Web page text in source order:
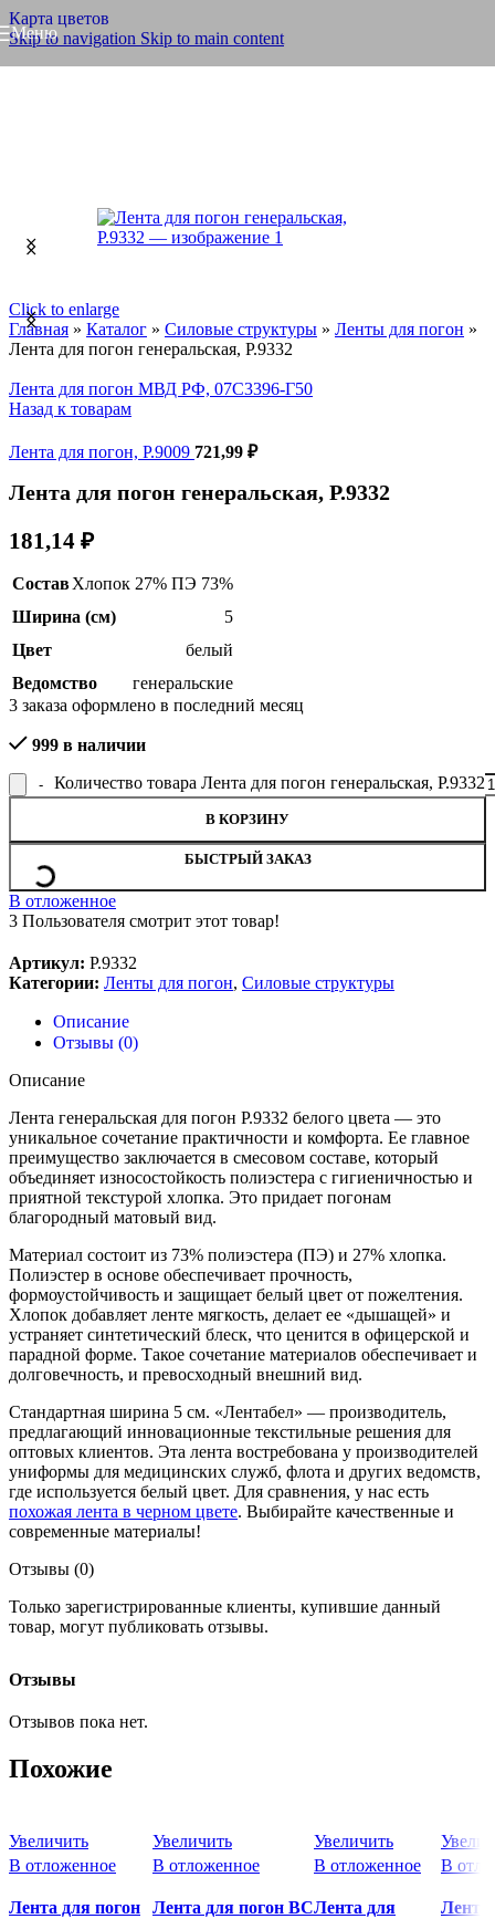
Карта цветов
Skip to navigation Skip to main content
Меню
Click to enlarge
Главная » Каталог » Силовые структуры » Ленты для погон »
Лента для погон генеральская, Р.9332
Лента для погон МВД РФ, 07С3396-Г50
Назад к товарам
Лента для погон, Р.9009 721,99 ₽
Лента для погон генеральская, Р.9332
181,14 ₽
СоставХлопок 27% ПЭ 73%
Ширина (см)
5
Цвет
белый
Ведомство
генеральские
3 заказа оформлено в последний месяц
999 в наличии
Количество товара Лента для погон генеральская, Р.9332
В КОРЗИНУ
БЫСТРЫЙ ЗАКАЗ
В отложенное
3 Пользователя смотрит этот товар!
Артикул: Р.9332
Категории: Ленты для погон, Силовые структуры
Описание
Отзывы (0)
Описание
Лента генеральская для погон Р.9332 белого цвета — это
уникальное сочетание практичности и комфорта. Ее главное
преимущество заключается в смесовом составе, который
объединяет износостойкость полиэстера с гигиеничностью и
приятной текстурой хлопка. Это придает погонам
благородный матовый вид.
Материал состоит из 73% полиэстера (ПЭ) и 27% хлопка.
Полиэстер в основе обеспечивает прочность,
формоустойчивость и защищает белый цвет от пожелтения.
Хлопок добавляет ленте мягкость, делает ее «дышащей» и
устраняет синтетический блеск, что ценится в офицерской и
парадной форме. Такое сочетание материалов обеспечивает и
долговечность, и превосходный внешний вид.
Стандартная ширина 5 см. «Лентабел» — производитель,
предлагающий инновационные текстильные решения для
оптовых клиентов. Эта лента востребована у производителей
униформы для медицинских служб, флота и других ведомств,
где используется белый цвет. Для сравнения, у нас есть
похожая лента в черном цвете. Выбирайте качественные и
современные материалы!
Отзывы (0)
Отзывы
Отзывов пока нет.
Только зарегистрированные клиенты, купившие данный
товар, могут публиковать отзывы.
Похожие
Увеличить
В отложенное
Лента для погон
Увеличить
В отложенное
Лента для погон ВС
Увеличить
В отложенное
Лента для
В
Лента